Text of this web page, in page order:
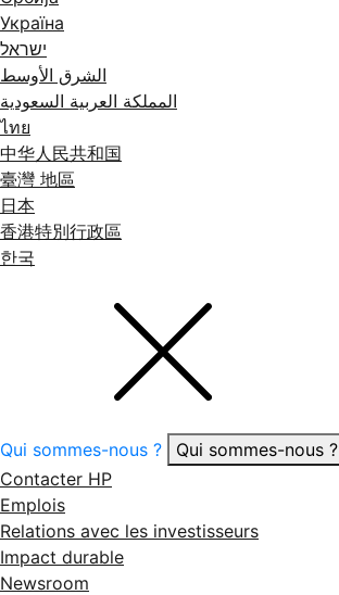
Україна
ישראל
الشرق الأوسط
المملكة العربية السعودية
ไทย
中华人民共和国
臺灣 地區
日本
香港特別行政區
한국
Qui sommes-nous ?
Qui sommes-nous ?
Contacter HP
Emplois
Relations avec les investisseurs
Impact durable
Newsroom